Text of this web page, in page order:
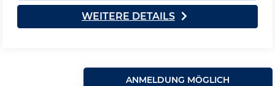
WEITERE DETAILS
ANMELDUNG MÖGLICH